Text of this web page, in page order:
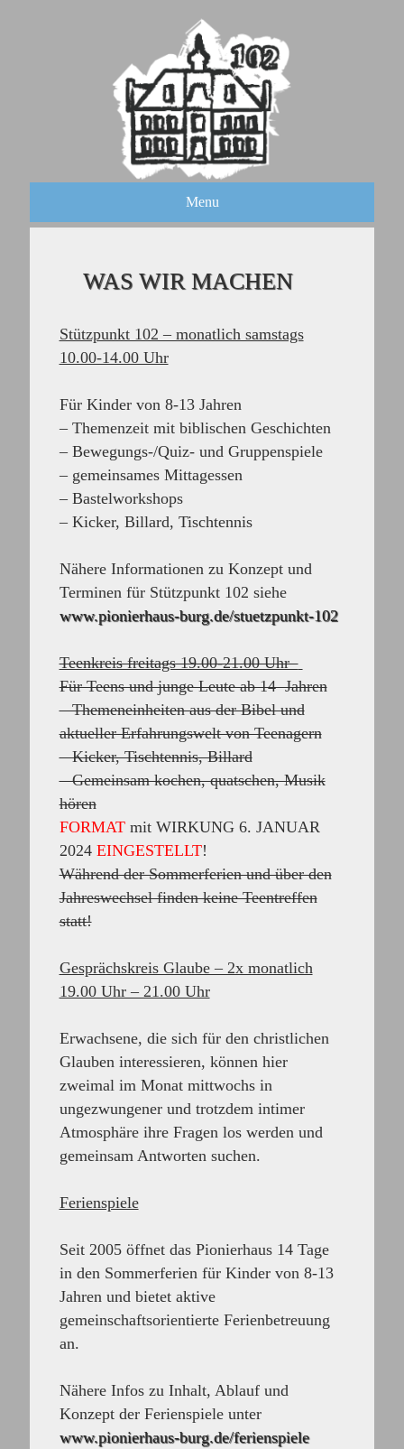
Menu
WAS WIR MACHEN
Stützpunkt 102 – monatlich samstags
10.00-14.00 Uhr
Für Kinder von 8-13 Jahren
– Themenzeit mit biblischen Geschichten
– Bewegungs-/Quiz- und Gruppenspiele
– gemeinsames Mittagessen
– Bastelworkshops
– Kicker, Billard, Tischtennis
Nähere Informationen zu Konzept und
Terminen für Stützpunkt 102 siehe
www.pionierhaus-burg.de/stuetzpunkt-102
Teenkreis freitags 19.00-21.00 Uhr
Für Teens und junge Leute ab 14 Jahren
– Themeneinheiten aus der Bibel und
aktueller Erfahrungswelt von Teenagern
– Kicker, Tischtennis, Billard
– Gemeinsam kochen, quatschen, Musik
hören
FORMATmit WIRKUNG 6. JANUAR
2024EINGESTELLT!
Während der Sommerferien und über den
Jahreswechsel finden keine Teentreffen
statt!
Gesprächskreis Glaube – 2x monatlich
19.00 Uhr – 21.00 Uhr
Erwachsene, die sich für den christlichen
Glauben interessieren, können hier
zweimal im Monat mittwochs in
ungezwungener und trotzdem intimer
Atmosphäre ihre Fragen los werden und
gemeinsam Antworten suchen.
Ferienspiele
Seit 2005 öffnet das Pionierhaus 14 Tage
in den Sommerferien für Kinder von 8-13
Jahren und bietet aktive
gemeinschaftsorientierte Ferienbetreuung
an.
Nähere Infos zu Inhalt, Ablauf und
Konzept der Ferienspiele unter
www.pionierhaus-burg.de/ferienspiele